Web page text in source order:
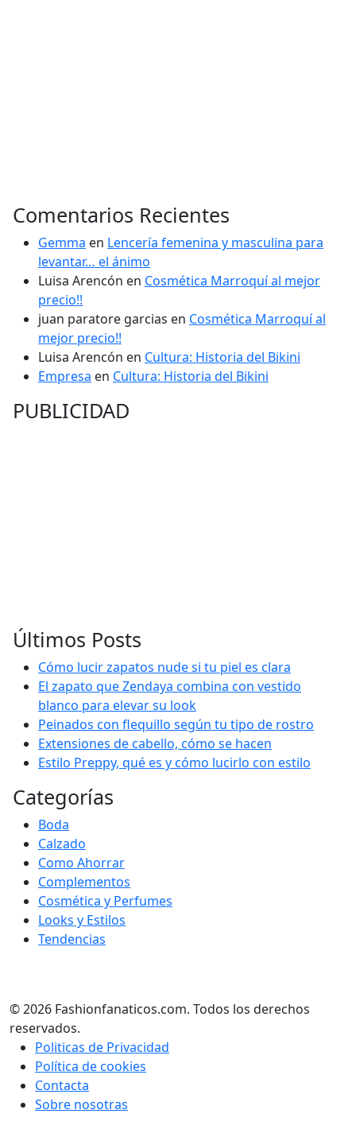
Comentarios Recientes
Gemma en Lencería femenina y masculina para
levantar… el ánimo
Luisa Arencón en Cosmética Marroquí al mejor
precio!!
juan paratore garcias en Cosmética Marroquí al
mejor precio!!
Luisa Arencón en Cultura: Historia del Bikini
Empresa en Cultura: Historia del Bikini
PUBLICIDAD
Últimos Posts
Cómo lucir zapatos nude si tu piel es clara
El zapato que Zendaya combina con vestido
blanco para elevar su look
Peinados con flequillo según tu tipo de rostro
Extensiones de cabello, cómo se hacen
Estilo Preppy, qué es y cómo lucirlo con estilo
Categorías
Boda
Calzado
Como Ahorrar
Complementos
Cosmética y Perfumes
Looks y Estilos
Tendencias
© 2026 Fashionfanaticos.com. Todos los derechos
reservados.
Politicas de Privacidad
Política de cookies
Contacta
Sobre nosotras